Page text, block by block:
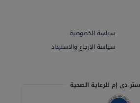
سياسة الخصوصية
سياسة الإرجاع والاسترداد
دي إم للرعاية الصحية